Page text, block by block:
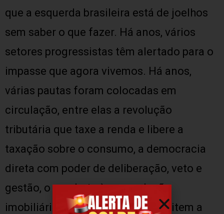
que a esquerda brasileira está de joelhos
sem saber o que fazer. Há anos, vários
setores progressistas têm alertado para o
impasse que agora vivemos. Há anos,
várias pautas foram colocadas em
circulação, entre elas a revolução
tributária que taxe a renda e libere a
taxação sobre o consumo, a democracia
direta com poder de deliberação, veto e
gestão, o combate à especulação
imobiliária através de leis que limitem a